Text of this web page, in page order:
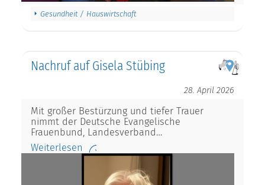
Gesundheit / Hauswirtschaft
Nachruf auf Gisela Stübing
28. April 2026
Mit großer Bestürzung und tiefer Trauer
nimmt der Deutsche Evangelische
Frauenbund, Landesverband…
Weiterlesen